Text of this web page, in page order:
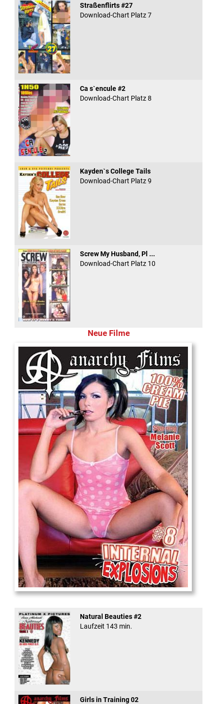
Straßenflirts #27
Download-Chart Platz 7
Ca s`encule #2
Download-Chart Platz 8
Kayden`s College Tails
Download-Chart Platz 9
Screw My Husband, Pl ...
Download-Chart Platz 10
Neue Filme
Internal Explosionen
Natural Beauties #2
Laufzeit 143 min.
Girls in Training 02